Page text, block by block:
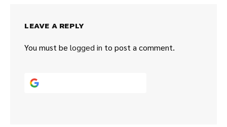
LEAVE A REPLY
You must be logged in to post a comment.